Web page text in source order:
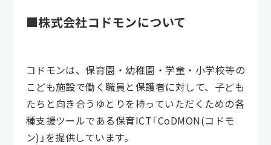
■株式会社コドモンについて
コドモンは、保育園・幼稚園・学童・小学校等の
こども施設で働く職員と保護者に対して、子ども
たちと向き合うゆとりを持っていただくための各
種支援ツールである保育ICT「CoDMON(コドモ
ン)」を提供しています。